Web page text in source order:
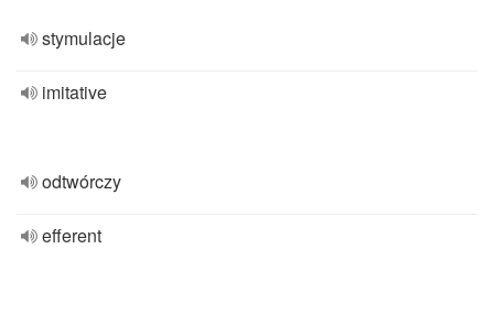
stymulacje
imitative
odtwórczy
efferent